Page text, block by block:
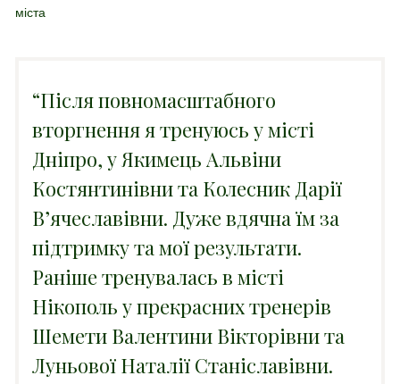
міста
“Після повномасштабного
вторгнення я тренуюсь у місті
Дніпро, у Якимець Альвіни
Костянтинівни та Колесник Дарії
Вʼячеславівни. Дуже вдячна їм за
підтримку та мої результати.
Раніше тренувалась в місті
Нікополь у прекрасних тренерів
Шемети Валентини Вікторівни та
Луньової Наталії Станіславівни.